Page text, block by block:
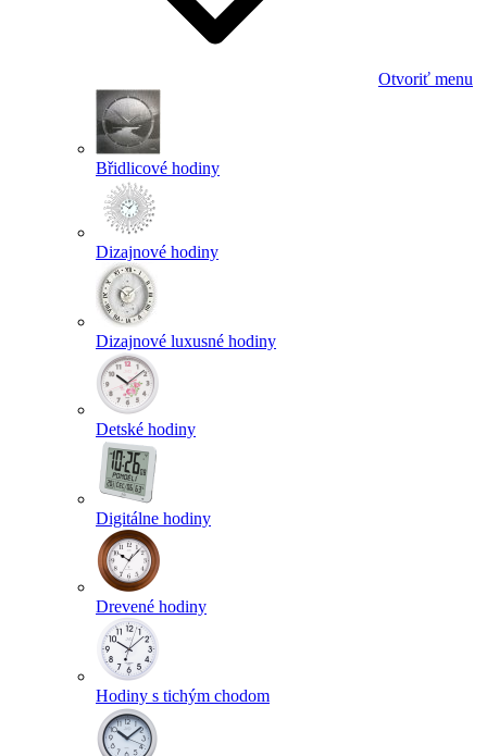
Otvoriť menu
Břidlicové hodiny
Dizajnové hodiny
Dizajnové luxusné hodiny
Detské hodiny
Digitálne hodiny
Drevené hodiny
Hodiny s tichým chodom